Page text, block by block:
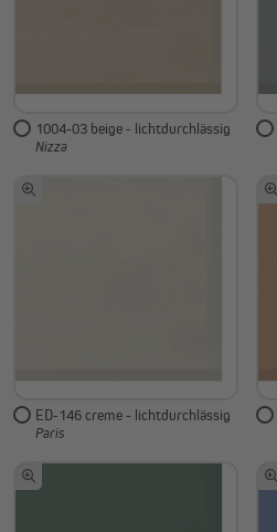
1004-03 beige - lichtdurchlässig
Nizza
ED-146 creme - lichtdurchlässig
Paris